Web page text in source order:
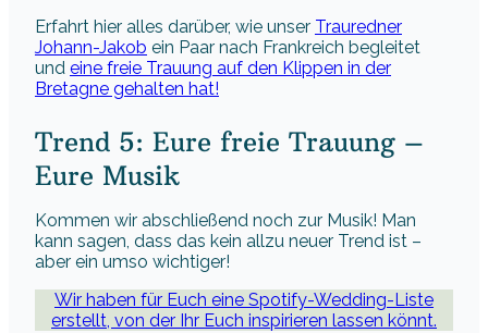
Erfahrt hier alles darüber, wie unser Trauredner
Johann-Jakob ein Paar nach Frankreich begleitet
und eine freie Trauung auf den Klippen in der
Bretagne gehalten hat!
Trend 5: Eure freie Trauung –
Eure Musik
Kommen wir abschließend noch zur Musik! Man
kann sagen, dass das kein allzu neuer Trend ist –
aber ein umso wichtiger!
Wir haben für Euch eine Spotify-Wedding-Liste
erstellt, von der Ihr Euch inspirieren lassen könnt.